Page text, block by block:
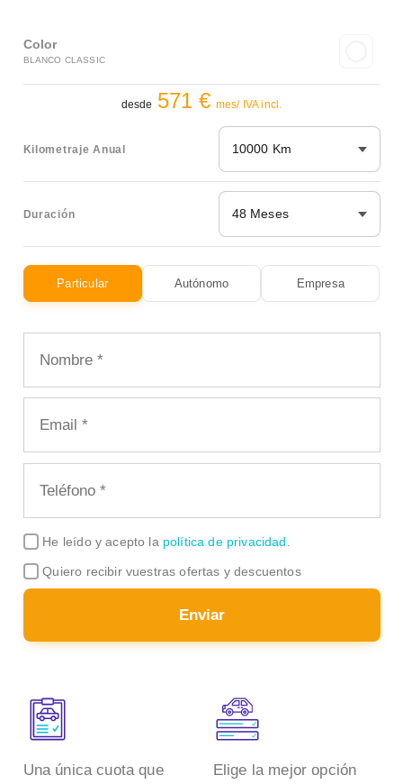
Color
BLANCO CLASSIC
desde 571 € mes/ IVA incl.
Kilometraje Anual 10000 Km
Duración 48 Meses
Particular Autónomo Empresa
He leído y acepto la política de privacidad
Quiero recibir vuestras ofertas y descuentos
Enviar
Una única cuota que
Elige la mejor opción